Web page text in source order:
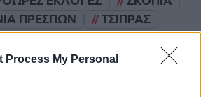
Process My Personal
ΠΡΕΣΠΩΝ
ΤΣΙΠΡΑΣ